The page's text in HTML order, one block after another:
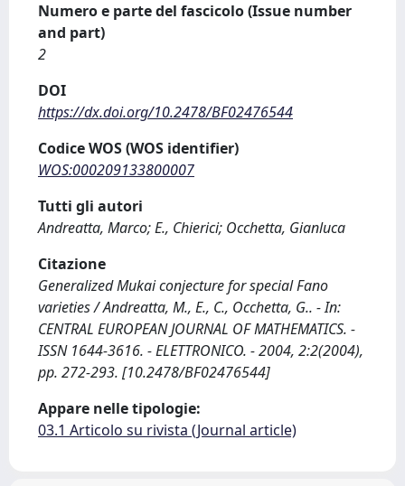
Numero e parte del fascicolo (Issue number
and part)
2
DOI
https://dx.doi.org/10.2478/BF02476544
Codice WOS (WOS identifier)
WOS:000209133800007
Tutti gli autori
Andreatta, Marco; E., Chierici; Occhetta, Gianluca
Citazione
Generalized Mukai conjecture for special Fano
varieties / Andreatta, M., E., C., Occhetta, G.. - In:
CENTRAL EUROPEAN JOURNAL OF MATHEMATICS. -
ISSN 1644-3616. - ELETTRONICO. - 2004, 2:2(2004),
pp. 272-293. [10.2478/BF02476544]
Appare nelle tipologie:
03.1 Articolo su rivista (Journal article)